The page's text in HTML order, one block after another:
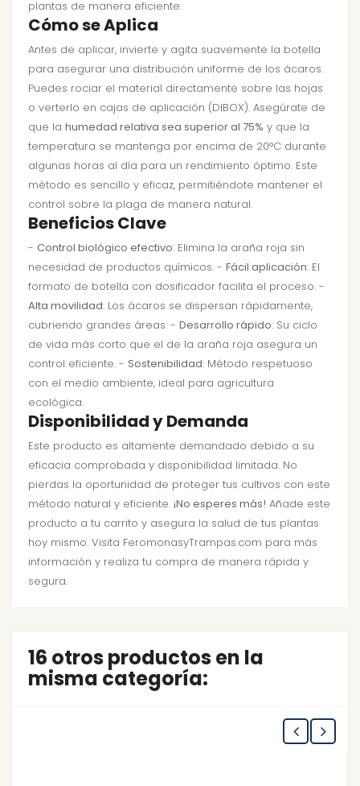
plantas de manera eficiente.
Cómo se Aplica
Antes de aplicar, invierte y agita suavemente la botella
para asegurar una distribución uniforme de los ácaros.
Puedes rociar el material directamente sobre las hojas
o verterlo en cajas de aplicación (DIBOX). Asegúrate de
que la humedad relativa sea superior al 75% y que la
temperatura se mantenga por encima de 20°C durante
algunas horas al día para un rendimiento óptimo. Este
método es sencillo y eficaz, permitiéndote mantener el
control sobre la plaga de manera natural.
Beneficios Clave
- Control biológico efectivo: Elimina la araña roja sin
necesidad de productos químicos. - Fácil aplicación: El
formato de botella con dosificador facilita el proceso. -
Alta movilidad: Los ácaros se dispersan rápidamente,
cubriendo grandes áreas. - Desarrollo rápido: Su ciclo
de vida más corto que el de la araña roja asegura un
control eficiente. - Sostenibilidad: Método respetuoso
con el medio ambiente, ideal para agricultura
ecológica.
Disponibilidad y Demanda
Este producto es altamente demandado debido a su
eficacia comprobada y disponibilidad limitada. No
pierdas la oportunidad de proteger tus cultivos con este
método natural y eficiente. ¡No esperes más! Añade este
producto a tu carrito y asegura la salud de tus plantas
hoy mismo. Visita FeromonasyTrampas.com para más
información y realiza tu compra de manera rápida y
segura.
16 otros productos en la
misma categoría: